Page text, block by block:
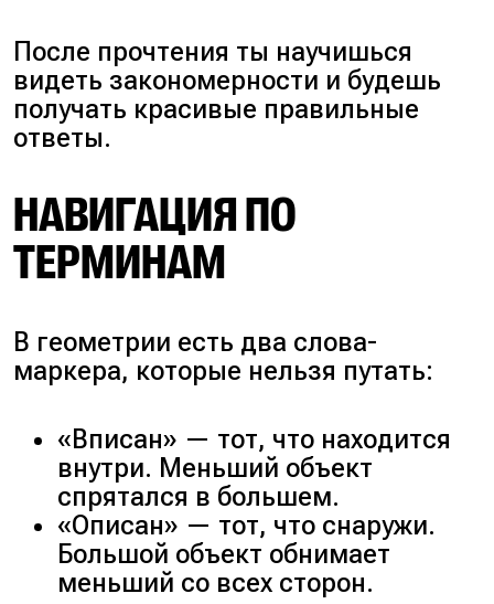
После прочтения ты научишься
видеть закономерности и будешь
получать красивые правильные
ответы.
НАВИГАЦИЯ ПО
ТЕРМИНАМ
В геометрии есть два слова-
маркера, которые нельзя путать:
«Вписан» — тот, что находится
внутри. Меньший объект
спрятался в большем.
«Описан» — тот, что снаружи.
Большой объект обнимает
меньший со всех сторон.